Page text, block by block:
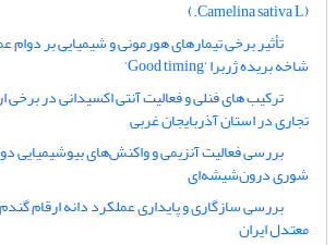
(Camelina sativa L.)
تأثیر برخی تیمارهای هورمونی و شیمیایی بر
شاخه بریده ژربرا ‘Good timing’
ترکیب های فنلی و فعالیت آنتی اکسیدانی در برخی
تجاری در استان آذربایجان غربی
بررسی فعالیت آنزیمی و واکنش‌های بیوشیمیایی
شوری درون‌شیشه‌ای
بررسی سازگاری و پایداری عملکرد دانه ارقام
معتدل ایران